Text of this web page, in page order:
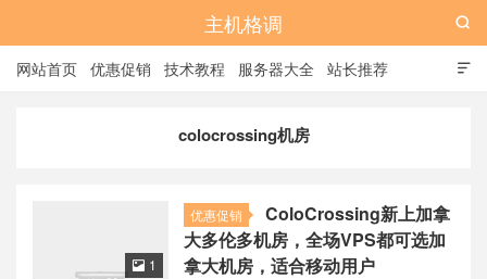
主机格调

网站首页 优惠促销 技术教程 服务器大全 站长推荐

colocrossing机房
优惠促销
ColoCrossing新上加拿
大多伦多机房，全场VPS都可选加
拿大机房，适合移动用户
 1